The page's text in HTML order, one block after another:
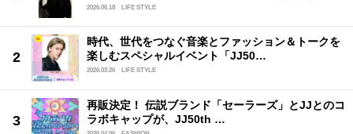
2026.06.18
LIFE STYLE
時代、世代をつなぐ音楽とファッション＆トークを
楽しむスペシャルイベント「JJ50…
2026.03.26 LIFE STYLE
再販決定！ 伝説ブランド「セーラーズ」とJJとのコ
ラボキャップが、JJ50th …